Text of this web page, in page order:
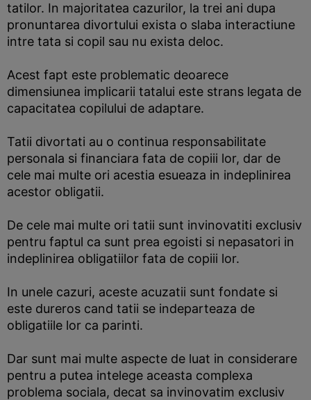
tatilor. In majoritatea cazurilor, la trei ani dupa
pronuntarea divortului exista o slaba interactiune
intre tata si copil sau nu exista deloc.
Acest fapt este problematic deoarece
dimensiunea implicarii tatalui este strans legata de
capacitatea copilului de adaptare.
Tatii divortati au o continua responsabilitate
personala si financiara fata de copiii lor, dar de
cele mai multe ori acestia esueaza in indeplinirea
acestor obligatii.
De cele mai multe ori tatii sunt invinovatiti exclusiv
pentru faptul ca sunt prea egoisti si nepasatori in
indeplinirea obligatiilor fata de copiii lor.
In unele cazuri, aceste acuzatii sunt fondate si
este dureros cand tatii se indeparteaza de
obligatiile lor ca parinti.
Dar sunt mai multe aspecte de luat in considerare
pentru a putea intelege aceasta complexa
problema sociala, decat sa invinovatim exclusiv